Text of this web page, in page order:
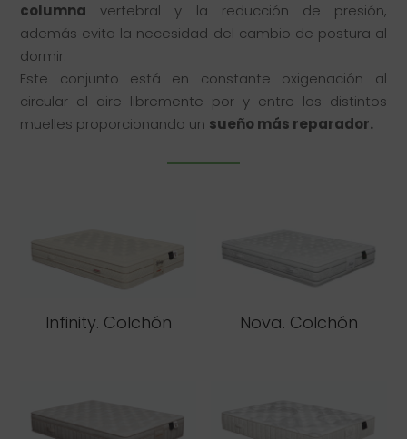
columna vertebral y la reducción de presión,
además evita la necesidad del cambio de postura al
dormir.
Este conjunto está en constante oxigenación al
circular el aire libremente por y entre los distintos
muelles proporcionando un sueño más reparador.
Infinity. Colchón Nova. Colchón